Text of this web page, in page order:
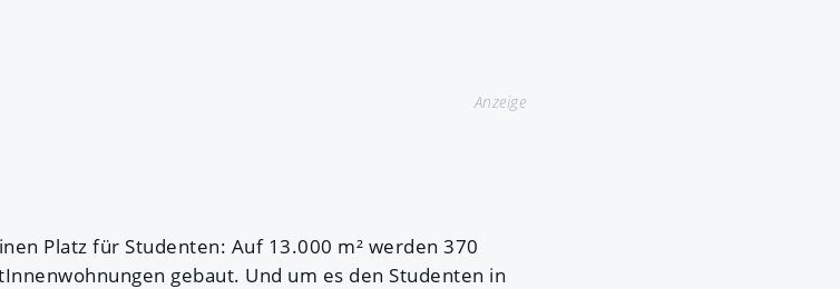
Anzeige
Platz für Studenten: Auf 13.000 m² werden 370
gebaut. Und um es den Studenten in